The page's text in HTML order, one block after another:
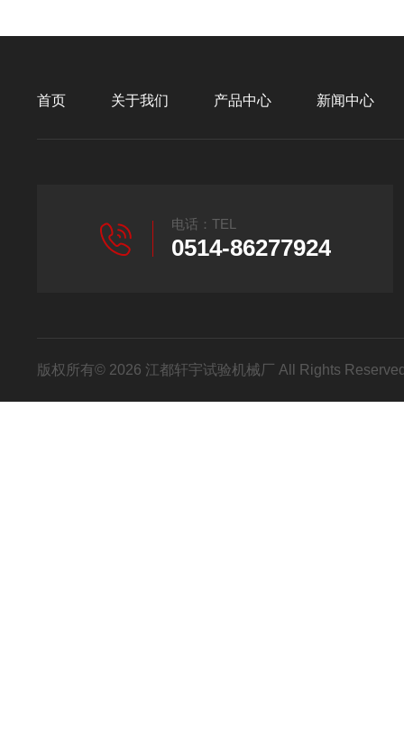
首页 关于我们 产品中心 新闻中心
电话：TEL
0514-86277924
版权所有© 2026 江都轩宇试验机械厂 All Rights